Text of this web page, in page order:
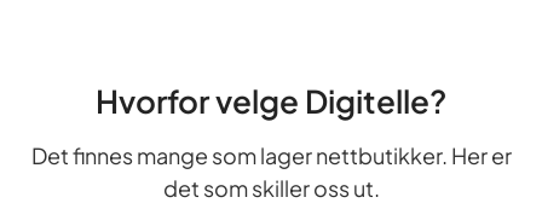
Hvorfor velge Digitelle?
Det finnes mange som lager nettbutikker. Her er
det som skiller oss ut.